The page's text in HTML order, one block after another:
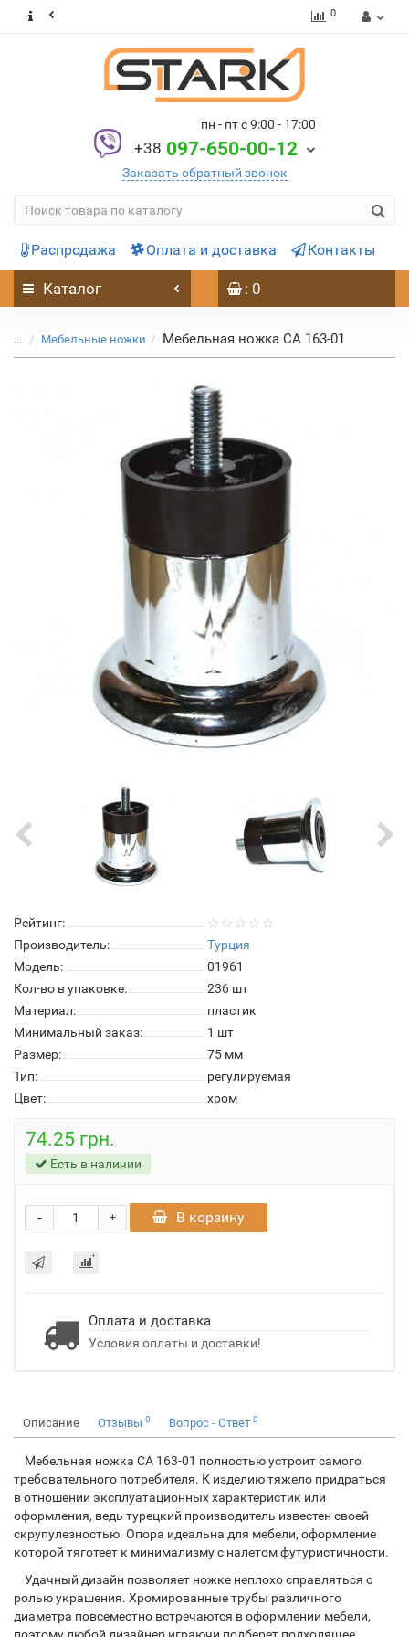
0
пн - пт с 9:00 - 17:00
+38 097-650-00-12
Заказать обратный звонок
Распродажа Оплата и доставка Контакты
Каталог : 0
... Мебельные ножки Мебельная ножка CA 163-01
Рейтинг:
Производитель:
Турция
Модель:
01961
Кол-во в упаковке:
236 шт
Материал:
пластик
Минимальный заказ:
1 шт
Размер:
75 мм
Тип:
регулируемая
Цвет:
хром
74.25 грн.
Есть в наличии
+
- В корзину
Оплата и доставка
Условия оплаты и доставки!
Описание Отзывы 0 Вопрос - Ответ 0
Мебельная ножка CA 163-01 полностью устроит самого
требовательного потребителя. К изделию тяжело придраться
в отношении эксплуатационных характеристик или
оформления, ведь турецкий производитель известен своей
скрупулезностью. Опора идеальна для мебели, оформление
которой тяготеет к минимализму с налетом футуристичности.
Удачный дизайн позволяет ножке неплохо справляться с
ролью украшения. Хромированные трубы различного
диаметра повсеместно встречаются в оформлении мебели,